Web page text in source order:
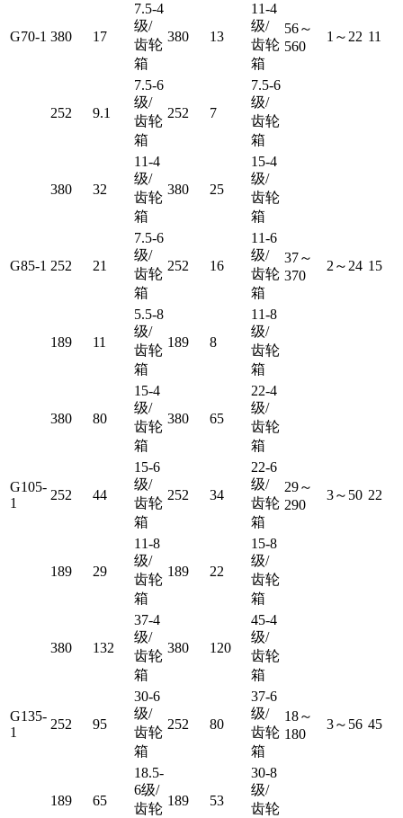
G70-1
56～
560
1～22 11
380 17
7.5-4
级/
齿轮
箱
380 13
11-4
级/
齿轮
箱
252 9.1
7.5-6
级/
齿轮
箱
252 7
7.5-6
级/
齿轮
箱
G85-1
380 32
11-4
级/
齿轮
箱
380 25
15-4
级/
齿轮
箱
37～
370
2～24 15
252 21
7.5-6
级/
齿轮
箱
252 16
11-6
级/
齿轮
箱
189 11
5.5-8
级/
齿轮
箱
189 8
11-8
级/
齿轮
箱
G105-
1
380 80
15-4
级/
齿轮
箱
380 65
22-4
级/
齿轮
箱
29～
290
3～50 22
252 44
15-6
级/
齿轮
箱
252 34
22-6
级/
齿轮
箱
189 29
11-8
级/
齿轮
箱
189 22
15-8
级/
齿轮
箱
G135-
1
380 132
37-4
级/
齿轮
箱
380 120
45-4
级/
齿轮
箱
18～
180
3～56 45
252 95
30-6
级/
齿轮
箱
252 80
37-6
级/
齿轮
箱
189 65
18.5-
6级/
齿轮
189 53
30-8
级/
齿轮